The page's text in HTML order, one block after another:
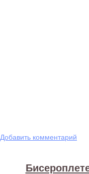
Добавить комментарий